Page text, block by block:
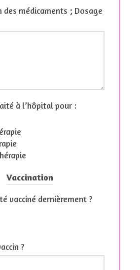
des médicaments ; Dosage
à l’hôpital pour :
Vaccination
vacciné dernièrement ?
?